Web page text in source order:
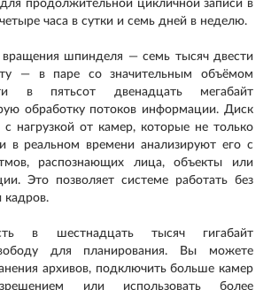
продолжительной цикличной записи в
часа в сутки и семь дней в неделю.
вращения шпинделя — семь тысяч двести
— в паре со значительным объёмом
в пятьсот двенадцать мегабайт
обработку потоков информации. Диск
с нагрузкой от камер, которые не только
в реальном времени анализируют его с
распознающих лица, объекты или
Это позволяет системе работать без
кадров.
в шестнадцать тысяч гигабайт
для планирования. Вы можете
архивов, подключить больше камер
или использовать более